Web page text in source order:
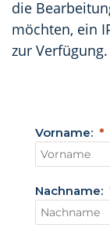
die
möchten, ein
zur Verfügung.
Vorname:
Nachname: